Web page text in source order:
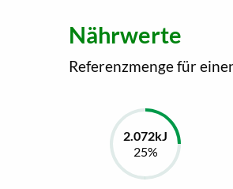
Nährwerte
Referenzmenge für